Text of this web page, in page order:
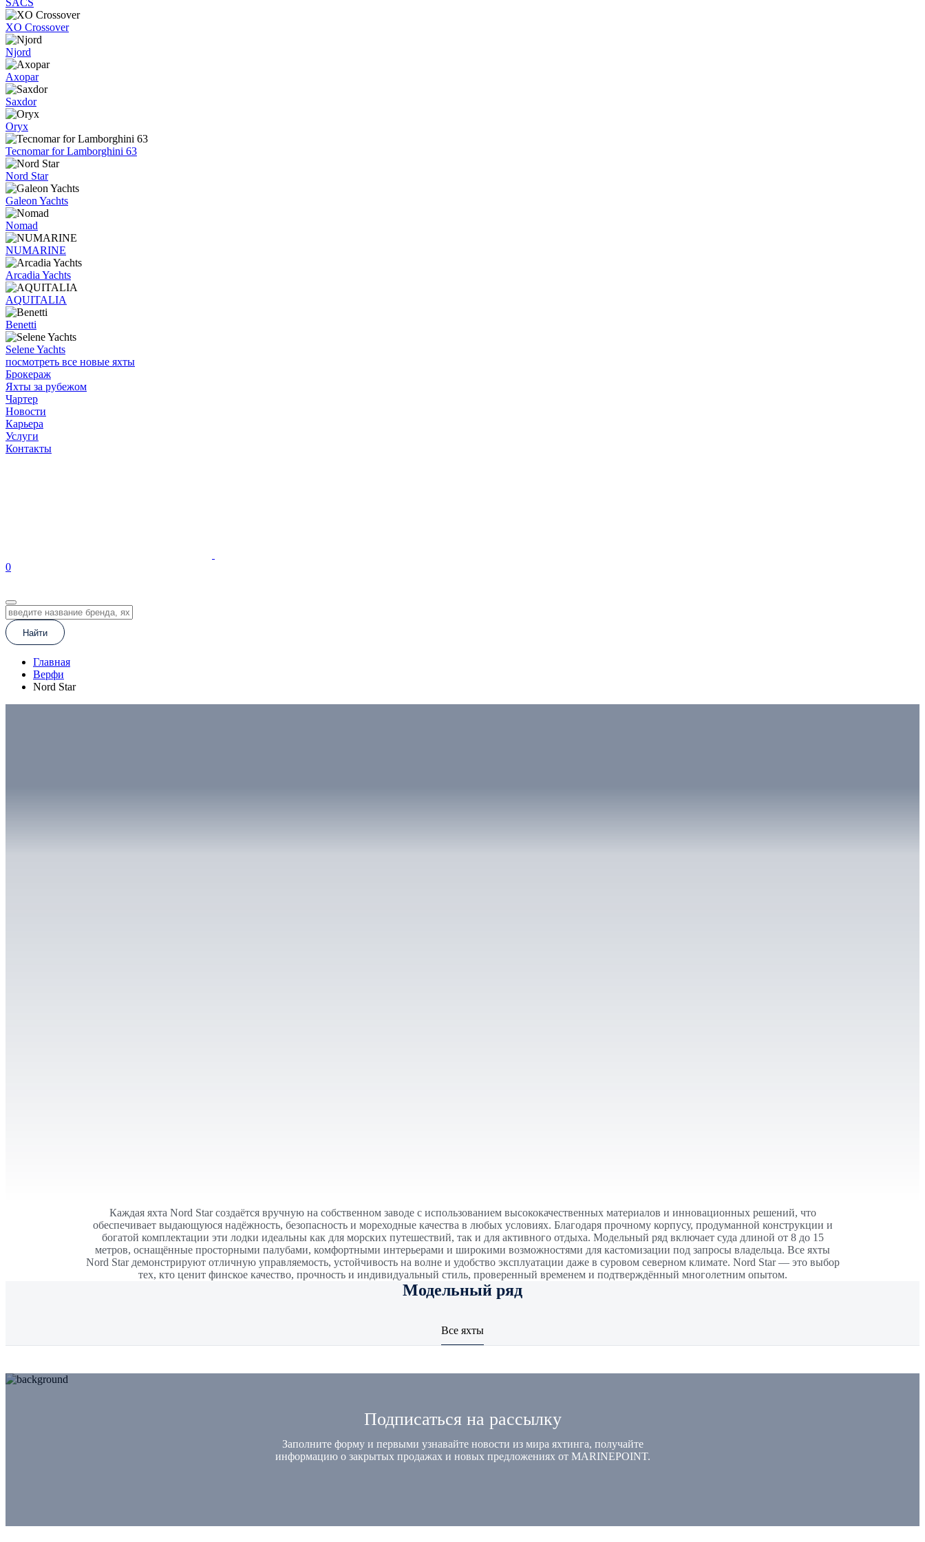
SACS
XO Crossover
Njord
Axopar
Saxdor
Oryx
Tecnomar for Lamborghini 63
Nord Star
Galeon Yachts
Nomad
NUMARINE
Arcadia Yachts
AQUITALIA
Benetti
Selene Yachts
посмотреть все новые яхты
Брокераж
Яхты за рубежом
Чартер
Новости
Карьера
Услуги
Контакты
0
Найти
Главная
Верфи
Nord Star
Каждая яхта Nord Star создаётся вручную на собственном заводе с использованием высококачественных материалов и инновационных решений, что
обеспечивает выдающуюся надёжность, безопасность и мореходные качества в любых условиях. Благодаря прочному корпусу, продуманной конструкции и
богатой комплектации эти лодки идеальны как для морских путешествий, так и для активного отдыха. Модельный ряд включает суда длиной от 8 до 15
метров, оснащённые просторными палубами, комфортными интерьерами и широкими возможностями для кастомизации под запросы владельца. Все яхты
Nord Star демонстрируют отличную управляемость, устойчивость на волне и удобство эксплуатации даже в суровом северном климате. Nord Star — это выбор
тех, кто ценит финское качество, прочность и индивидуальный стиль, проверенный временем и подтверждённый многолетним опытом.
Модельный ряд
Все яхты
Подписаться на рассылку
Заполните форму и первыми узнавайте новости из мира яхтинга, получайте
информацию о закрытых продажах и новых предложениях от MARINEPOINT.